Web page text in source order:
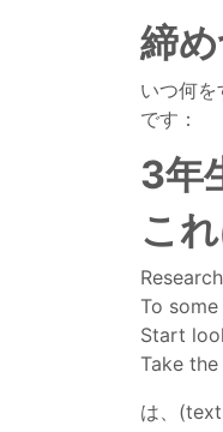
締
いつ何
です：
3年
こ
To
Start
Take
は、